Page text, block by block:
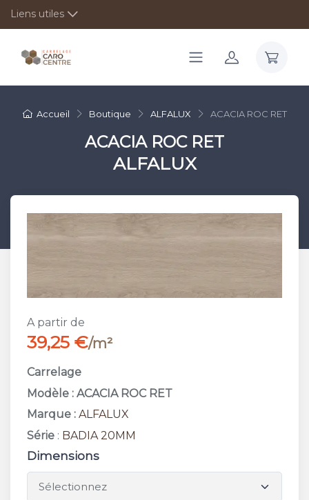
Liens utiles
Accueil Boutique ALFALUX ACACIA ROC RET
ACACIA ROC RET
ALFALUX
A partir de
39,25 €/m²
Carrelage
Modèle : ACACIA ROC RET
Marque : ALFALUX
Série : BADIA 20MM
Dimensions